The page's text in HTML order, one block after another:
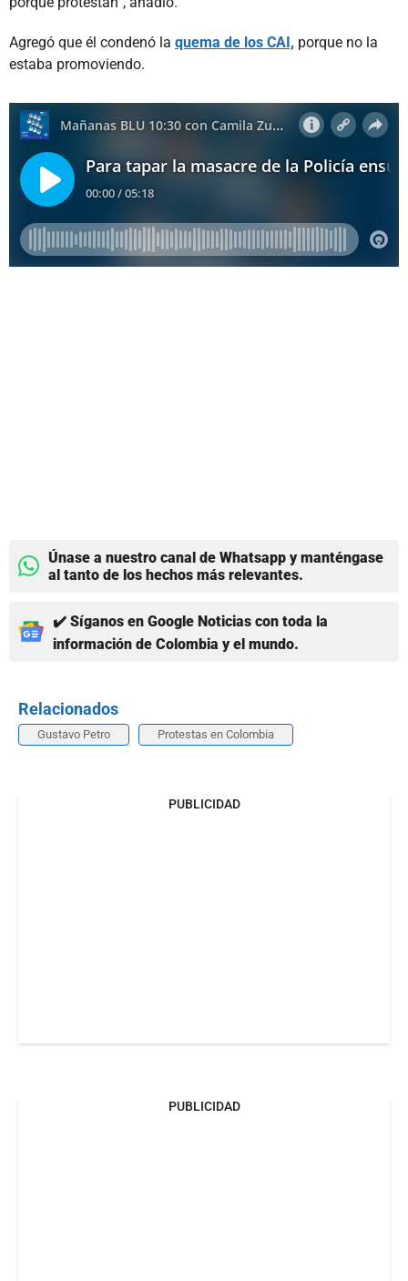
Agregó que él condenó la quema de los CAI, porque no la
estaba promoviendo.
Únase a nuestro canal de Whatsapp y manténgase
al tanto de los hechos más relevantes.
✔️ Síganos en Google Noticias con toda la
información de Colombia y el mundo.
Relacionados
Gustavo Petro Protestas en Colombia
PUBLICIDAD
PUBLICIDAD